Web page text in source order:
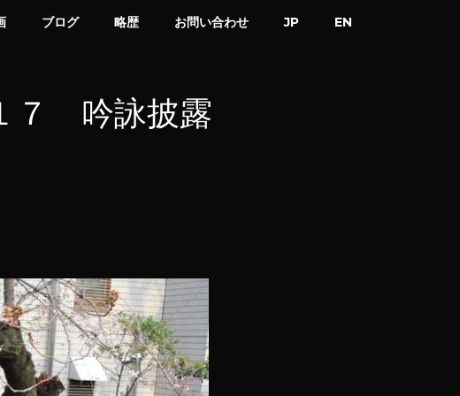
ブログ 略歴 お問い合わせ JP EN
７ 吟詠披露